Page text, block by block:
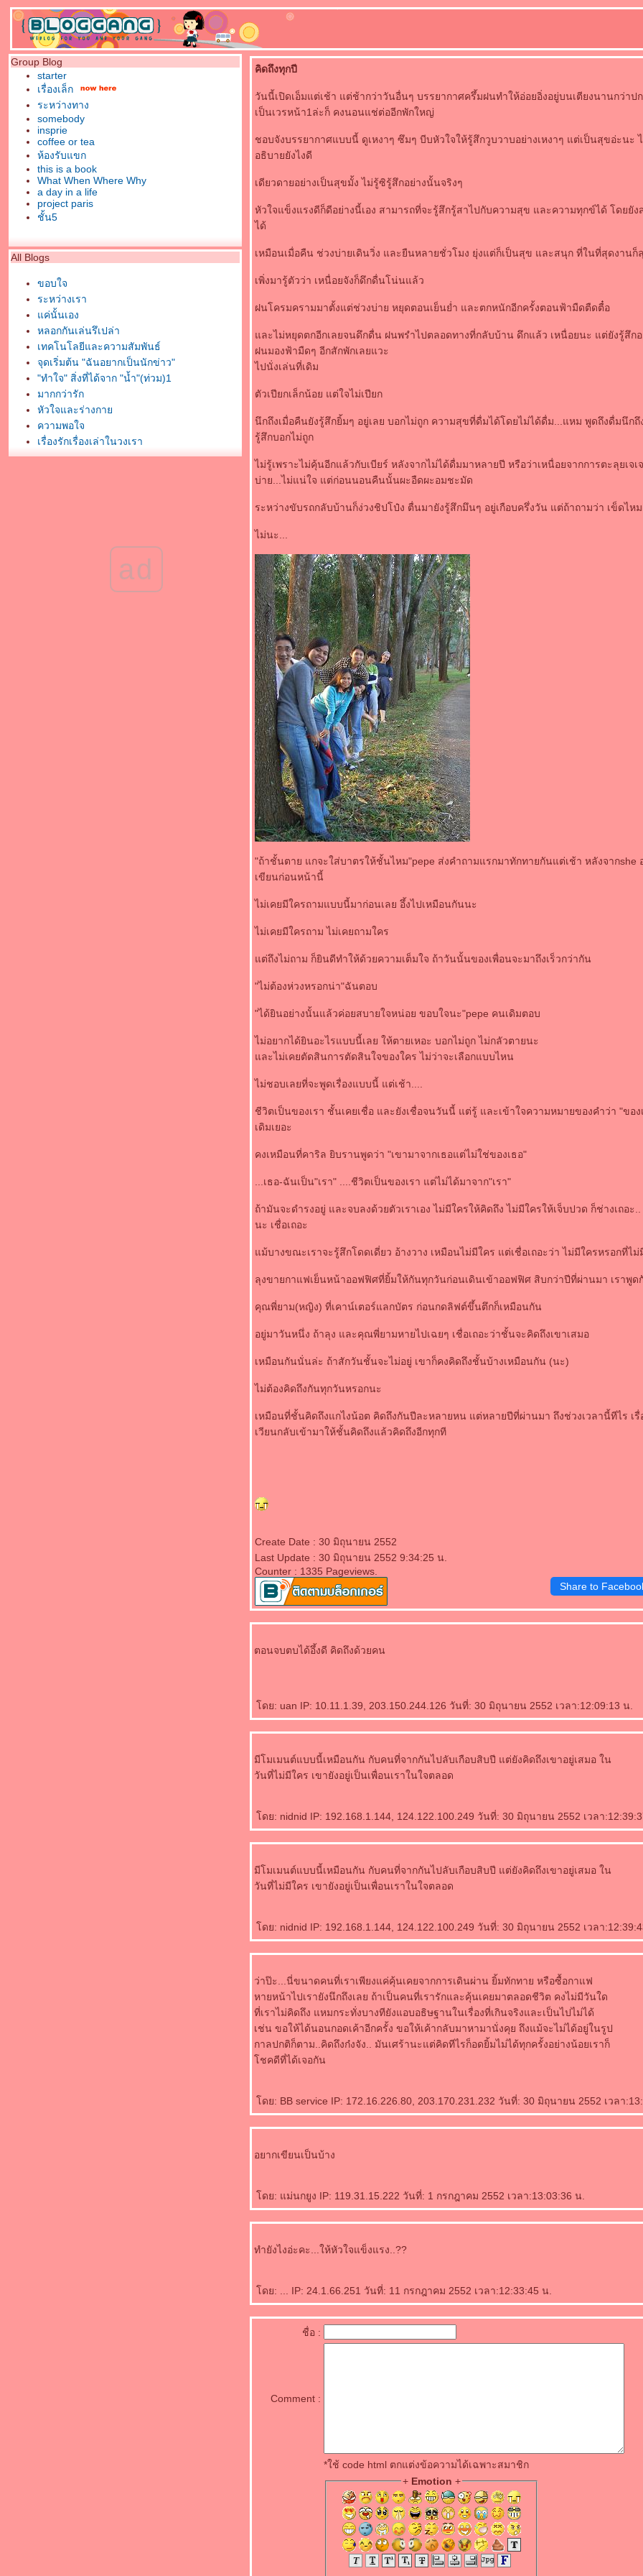
Group Blog
starter
เรื่องเล็ก
ระหว่างทาง
somebody
insprie
coffee or tea
ห้องรับแขก
this is a book
What When Where Why
a day in a life
project paris
ชั้น5
All Blogs
ขอบใจ
ระหว่างเรา
ค่นั้นเอง
หลอกกันเล่นรึเปล่า
เทคโนโลยีและความสัมพันธ์
จุดเริ่มต้น "ฉันอยากเป็นนักข่าว"
"ทำใจ" สิ่งที่ได้จาก "น้ำ"(ท่วม)1
มากกว่ารัก
หัวใจและร่างกา
ความพอใจ
เรื่องรักเรื่องเล่าในวงเรา
ความฝัน...ความจริ ง...ความรัก
ad
คิดถึงทุกปี
วันนี้เปิดเอ็มแต่เช้า แต่ช้ากว่าวันอื่นๆ บรรยากาศครึ้มฝนทำให้อ่อยอิ่งอยู่บนเตียงนานกว่าป
เป็นเวรหน้า1ล่ะก็ คงนอนแช่ต่ออีกพักใหญ่
ชอบจังบรรยากาศแบบนี้ ดูเหงาๆ ซึมๆ บีบหัวใจให้รู้สึกวูบวาบอย่างเหงาๆ แต่เป็นสุขอ่ะนะ
อธิบายยังไงดี
เดียวดายอย่างเป็นสุขมั้ง ไม่รู้ซิรู้สึกอย่างนั้นจริงๆ
หัวใจแข็งแรงดีก็ดีอย่างนี้เอง สามารถที่จะรู้สึกรู้สาไปกับความสุข และความทุกข์ได้ โดยยั
ได้
เหมือนเมื่อคืน ช่วงบ่ายเดินวิ่ง และยืนหลายชั่วโมง ยุ่งแต่ก็เป็นสุข และสนุก ที่ในที่สุดงานก็
เพิ่งมารู้ตัวว่า เหนื่อยจังก็ดึกดื่นโน่นแล้ว
ฝนโครมครามมาตั้งแต่ช่วงบ่าย หยุดตอนเย็นย่ำ และตกหนักอีกครั้งตอนฟ้ามืดตืดตื๋อ
ละไม่หยุดตกอีกเลยจนดึกดื่น ฝนพรำไปตลอดทางที่กลับบ้าน ดึกแล้ว เหนื่อยนะ แต่ยังรู้สึกอ
ฝนมองฟ้ามืดๆ อีกสักพักเลยแวะ
ไปนั่งเล่นที่เดิม
ตัวเปียกเล็กน้อย แต่ใจไม่เปียก
นึกถึงเมื่อคืนยังรู้สึกยิ้มๆ อยู่เลย บอกไม่ถูก ความสุขที่ดื่มได้โดยไม่ได้ดื่ม...แหม พูดถึงดื่มนึกถึ
รู้สึกบอกไม่ถูก
ไม่รู้เพราะไม่คุ้นอีกแล้วกับเบียร์ หลังจากไม่ได้ดื่มมาหลายปี หรือว่าเหนื่อยจากการตะลุยเจเ
บ่าย...ไม่แน่ใจ แต่ก่อนนอนคืนนั้นผะอืดผะอมชะมัด
ระหว่างขับรถกลับบ้านก็ง่วงชิปโป๋ง ตื่นมายังรู้สึกมึนๆ อยู่เกือบครึ่งวัน แต่ถ้าถามว่า เข็ดไหม
ไม่นะ...
"ถ้าชั้นตาย แกจะใส่บาตรให้ชั้นไหม"pepe ส่งคำถามแรกมาทักทายกันแต่เช้า หลังจากshe อ่
เขียนก่อนหน้านี้
ไม่เคยมีใครถามแบบนี้มาก่อนเลย อึ้งไปเหมือนกันนะ
ไม่เคยมีใครถาม ไม่เคยถามใคร
ต่ถึงไม่ถาม ก็ยินดีทำให้ด้วยความเต็มใจ ถ้าวันนั้นของเพื่อนจะมาถึงเร็วกว่ากัน
"ไม่ต้องห่วงหรอกน่า"ฉันตอบ
"ได้ยินอย่างนั้นแล้วค่อยสบายใจหน่อย ขอบใจนะ"pepe คนเดิมตอบ
ไม่อยากได้ยินอะไรแบบนี้เลย ให้ตายเหอะ บอกไม่ถูก ไม่กลัวตายนะ
ละไม่เคยตัดสินการตัดสินใจของใคร ไม่ว่าจะเลือกแบบไหน
ไม่ชอบเลยที่จะพูดเรื่องแบบนี้ แต่เช้า....
ชีวิตเป็นของเรา ชั้นเคยเชื่อ และยังเชื่อจนวันนี้ แต่รู้ และเข้าใจความหมายของคำว่า "ของ
เดิมเยอะ
คงเหมือนที่คาริล ยิบรานพูดว่า "เขามาจากเธอแต่ไม่ใช่ของเธอ"
...เธอ-ฉันเป็น"เรา" ....ชีวิตเป็นของเรา แต่ไม่ได้มาจาก"เรา"
ถ้ามันจะดำรงอยู่ และจบลงด้วยตัวเราเอง ไม่มีใครให้คิดถึง ไม่มีใครให้เจ็บปวด ก็ช่างเถอะ
นะ เชื่อเถอะ
ม้บางขณะเราจะรู้สึกโดดเดี่ยว อ้างวาง เหมือนไม่มีใคร แต่เชื่อเถอะว่า ไม่มีใครหรอกที่ไม่มี
ลุงขายกาแฟเย็นหน้าออฟฟิศที่ยิ้มให้กันทุกวันก่อนเดินเข้าออฟฟิศ สิบกว่าปีที่ผ่านมา เราพูด
คุณพี่ยาม(หญิง) ที่เคาน์เตอร์แลกบัตร ก่อนกดลิฟต์ขึ้นตึกก็เหมือนกัน
อยู่มาวันหนึ่ง ถ้าลุง และคุณพี่ยามหายไปเฉยๆ เชื่อเถอะว่าชั้นจะคิดถึงเขาเสมอ
เหมือนกันนั่นล่ะ ถ้าสักวันชั้นจะไม่อยู่ เขาก็คงคิดถึงชั้นบ้างเหมือนกัน (นะ)
ไม่ต้องคิดถึงกันทุกวันหรอกนะ
เหมือนที่ชั้นคิดถึงแกไงน้อต คิดถึงกันปีละหลายหน แต่หลายปีที่ผ่านมา ถึงช่วงเวลานี้ทีไร เรื่
เวียนกลับเข้ามาให้ชั้นคิดถึงแล้วคิดถึงอีกทุกที
Create Date : 30 มิถุนายน 2552
Last Update : 30 มิถุนายน 2552 9:34:25 น.
Counter : 1335 Pageviews.
Share to
ตอนจบตบได้อึ้งดี คิดถึงด้วยคน
ดย: uan IP: 10.11.1.39, 203.150.244.126 วันที่: 30 มิถุนายน 2552 เวลา:12:09:13 น.
มีโมเมนต์แบบนี้เหมือนกัน กับคนที่จากกันไปลับเกือบสิบปี แต่ยังคิดถึงเขาอยู่เสมอ ใน
วันที่ไม่มีใคร เขายังอยู่เป็นเพื่อนเราในใจตลอด
ดย: nidnid IP: 192.168.1.144, 124.122.100.249 วันที่: 30 มิถุนายน 2552 เวลา
มีโมเมนต์แบบนี้เหมือนกัน กับคนที่จากกันไปลับเกือบสิบปี แต่ยังคิดถึงเขาอยู่เสมอ ใน
วันที่ไม่มีใคร เขายังอยู่เป็นเพื่อนเราในใจตลอด
ดย: nidnid IP: 192.168.1.144, 124.122.100.249 วันที่: 30 มิถุนายน 2552 เวลา
ว่าป๊ะ...นี่ขนาดคนที่เราเพียงแค่คุ้นเคยจากการเดินผ่าน ยิ้มทักทาย หรือซื้อกาแฟ
หายหน้าไปเรายังนึกถึงเลย ถ้าเป็นคนที่เรารักและคุ้นเคยมาตลอดชีวิต คงไม่มีวันใด
ที่เราไม่คิดถึง แหมกระทั่งบางทียังแอบอธิษฐานในเรื่องที่เกินจริงและเป็นไปไม่ได้
เช่น ขอให้ได้นอนกอดเค้าอีกครั้ง ขอให้เค้ากลับมาหามานั่งคุย ถึงแม้จะไม่ได้อยู่ในรูป
กาลปกติก็ตาม..คิดถึงก๋งจัง.. มันเศร้านะแต่คิดทีไรก็อดยิ้มไม่ได้ทุกครั้งอย่างน้อยเราก็
ชคดีที่ได้เจอกัน
ดย: BB service IP: 172.16.226.80, 203.170.231.232 วันที่: 30 มิถุนายน 2552 เวลา
อยากเขียนเป็นบ้าง
ดย: แม่นกยูง IP: 119.31.15.222 วันที่: 1 กรกฎาคม 2552 เวลา:13:03:36 น.
ทำยังไงอ่ะคะ...ให้หัวใจแข็งแรง..??
ดย: ... IP: 24.1.66.251 วันที่: 11 กรกฎาคม 2552 เวลา:12:33:45 น.
ชื่อ :
Comment :
*ใช้ code html ตกแต่งข้อความได้เฉพาะสมาชิก
+ Emotion +